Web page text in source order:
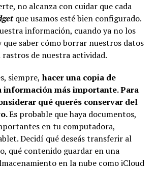
no alcanza con cuidar que cada
que usamos esté bien configurado.
información, cuando ya no los
que saber cómo borrar nuestros datos
rastros de nuestra actividad.
siempre, hacer una copia de
información más importante. Para
qué querés conservar del
Es probable que haya documentos,
en tu computadora,
Decidí qué deseás transferir al
qué contenido guardar en una
en la nube como iCloud